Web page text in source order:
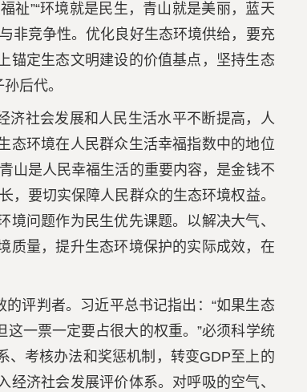
祉”“环境就是民生，青山就是美丽，蓝天
非竞争性。优化良好生态环境供给，要充
锚定生态文明建设的价值基点，坚持生态
后代。
济社会发展和人民生活水平不断提高，人
态环境在人民群众生活幸福指数中的地位
山是人民幸福生活的重要内容，是金钱不
，要切实保障人民群众的生态环境权益。
问题作为民生优先课题。以解决大气、
质量，提升生态环境保护的实际成效，在
评判者。习近平总书记指出：“如果生态
一票一定要占很大的权重。”必须科学统
、考核办法和奖惩机制，转变GDP至上的
济社会发展评价体系。对呼吸的空气、